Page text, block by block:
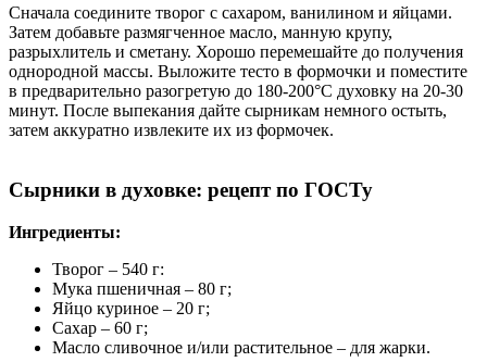
Сначала соедините творог с сахаром, ванилином и яйцами.
Затем добавьте размягченное масло, манную крупу,
разрыхлитель и сметану. Хорошо перемешайте до получения
однородной массы. Выложите тесто в формочки и поместите
в предварительно разогретую до 180-200°C духовку на 20-30
минут. После выпекания дайте сырникам немного остыть,
затем аккуратно извлеките их из формочек.
Сырники в духовке: рецепт по ГОСТу
Ингредиенты:
Творог – 540 г:
Мука пшеничная – 80 г;
Яйцо куриное – 20 г;
Сахар – 60 г;
Масло сливочное и/или растительное – для жарки.